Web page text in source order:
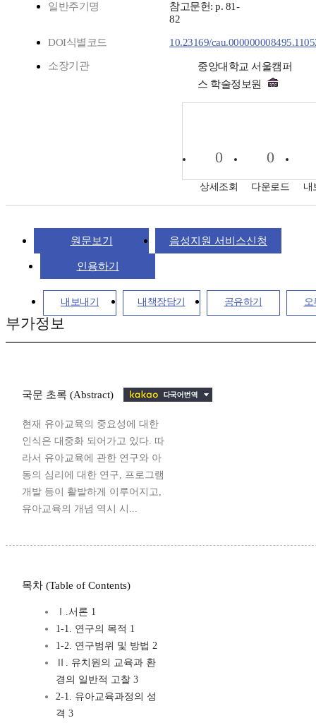
일반주기명
참고문헌: p. 81-
82
DOI식별코드 10.23169/
소장기관
중앙대학교 서울캠퍼
스 학술정보원
0
상세조회
0
다운로드 내
원문보기 음성지원 서비스신청
인용하기
내보내기 내책장담기 공유하기 오
부가정보
국문 초록 (Abstract)
현재 유아교육의 중요성에 대한
인식은 대중화 되어가고 있다. 따
라서 유아교육에 관한 연구와 아
동의 심리에 대한 연구, 프로그램
개발 등이 활발하게 이루어지고,
유아교육의 개념 역시 시...
목차 (Table of Contents)
Ⅰ.서론 1
1-1. 연구의 목적 1
1-2. 연구범위 및 방법 2
Ⅱ. 유치원의 교육과 환
경의 일반적 고찰 3
2-1. 유아교육과정의 성
격 3